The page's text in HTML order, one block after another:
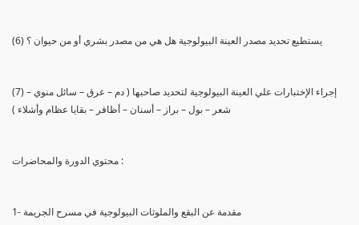
(6) يستطيع تحديد مصدر العينة البيولوجية هل هي من مصدر بشري أو من حيوان ؟
(7) إجراء الإختبارات علي العينة البيولوجية لتحديد صاحبها ( دم – عرق – سائل منوي –
شعر – بول – براز – أسنان – أظافر – بقايا عظام وأشلاء )
محتوي الدورة والمحاضرات :
1- مقدمة عن البقع والملوثات البيولوجية في مسرح الجريمة